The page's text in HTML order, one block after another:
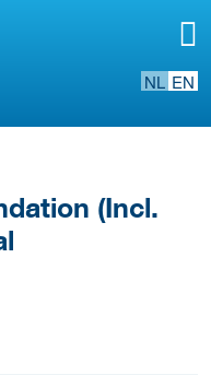
NL EN
(Incl.